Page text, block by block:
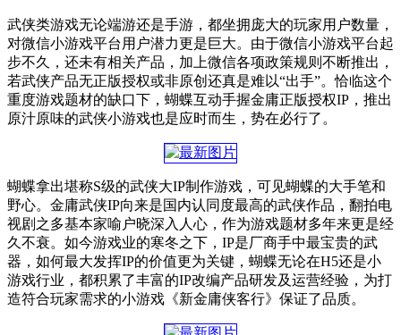
武侠类游戏无论端游还是手游，都坐拥庞大的玩家用户数量，
对微信小游戏平台用户潜力更是巨大。由于微信小游戏平台起
步不久，还未有相关产品，加上微信各项政策规则不断推出，
若武侠产品无正版授权或非原创还真是难以“出手”。恰临这个
重度游戏题材的缺口下，蝴蝶互动手握金庸正版授权IP，推出
原汁原味的武侠小游戏也是应时而生，势在必行了。
蝴蝶拿出堪称S级的武侠大IP制作游戏，可见蝴蝶的大手笔和
野心。金庸武侠IP向来是国内认同度最高的武侠作品，翻拍电
视剧之多基本家喻户晓深入人心，作为游戏题材多年来更是经
久不衰。如今游戏业的寒冬之下，IP是厂商手中最宝贵的武
器，如何最大发挥IP的价值更为关键，蝴蝶无论在H5还是小
游戏行业，都积累了丰富的IP改编产品研发及运营经验，为打
造符合玩家需求的小游戏《新金庸侠客行》保证了品质。